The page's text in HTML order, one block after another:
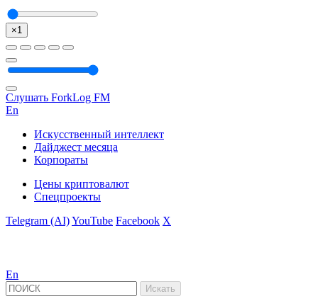
×1
Слушать ForkLog FM
En
Искусственный интеллект
Дайджест месяца
Корпораты
Цены криптовалют
Спецпроекты
Telegram (AI)YouTube Facebook X
En